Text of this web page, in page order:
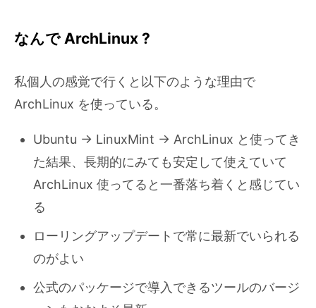
なんで ArchLinux ?
私個人の感覚で行くと以下のような理由で
ArchLinux を使っている。
Ubuntu -> LinuxMint -> ArchLinux と使ってき
た結果、長期的にみても安定して使えていて
ArchLinux 使ってると一番落ち着くと感じてい
る
ローリングアップデートで常に最新でいられる
のがよい
公式のパッケージで導入できるツールのバージ